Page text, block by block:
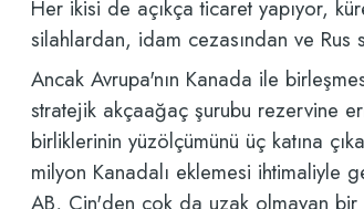
Her ikisi de açıkça ticaret yapıyor,
silahlardan, idam cezasından ve Rus
Ancak Avrupa'nın Kanada ile
stratejik akçaağaç şurubu rezervine
birliklerinin yüzölçümünü üç katına
milyon Kanadalı eklemesi ihtimaliyle